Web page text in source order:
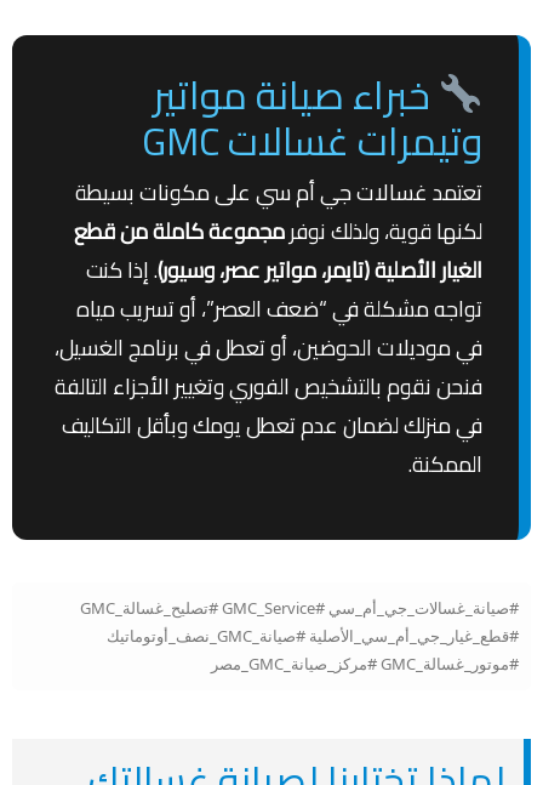
خبراء صيانة مواتير
وتيمرات غسالات GMC
تعتمد غسالات جي أم سي على مكونات بسيطة
لكنها قوية، ولذلك نوفرمجموعة كاملة من قطع
الغيار الأصلية (تايمر، مواتير عصر، وسيور). إذا كنت
تواجه مشكلة في “ضعف العصر”، أو تسريب مياه
في موديلات الحوضين، أو تعطل في برنامج الغسيل،
فنحن نقوم بالتشخيص الفوري وتغيير الأجزاء التالفة
في منزلك لضمان عدم تعطل يومك وبأقل التكاليف
الممكنة.
#صيانة_غسالات_جي_أم_سي #GMC_Service #تصليح_غسالة_GMC
#قطع_غيار_جي_أم_سي_الأصلية #صيانة_GMC_نصف_أوتوماتيك
#موتور_غسالة_GMC #مركز_صيانة_GMC_مصر